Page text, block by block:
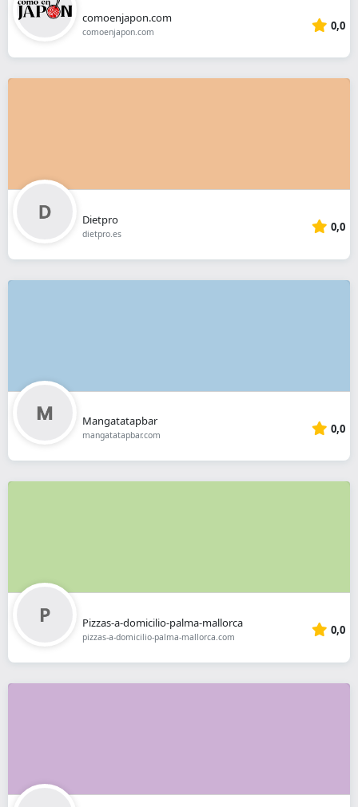
comoenjapon.com
comoenjapon.com 0,0
Dietpro
dietpro.es 0,0
Mangatatapbar
mangatatapbar.com 0,0
Pizzas-a-domicilio-palma-mallorca
pizzas-a-domicilio-palma-mallorca.com 0,0